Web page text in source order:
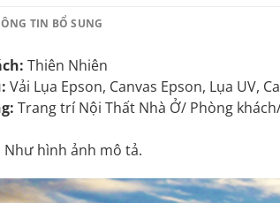
TIN BỔ SUNG
Thiên Nhiên
Vải Lụa Epson, Canvas Epson, Lụa UV,
Trang trí Nội Thất Nhà Ở/ Phòng
Như hình ảnh mô tả.